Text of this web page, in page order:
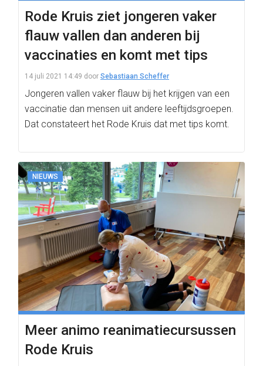
Rode Kruis ziet jongeren vaker
flauw vallen dan anderen bij
vaccinaties en komt met tips
14 juli 2021 14:49 door Sebastiaan Scheffer
Jongeren vallen vaker flauw bij het krijgen van een
vaccinatie dan mensen uit andere leeftijdsgroepen.
Dat constateert het Rode Kruis dat met tips komt.
NIEUWS
Meer animo reanimatiecursussen
Rode Kruis